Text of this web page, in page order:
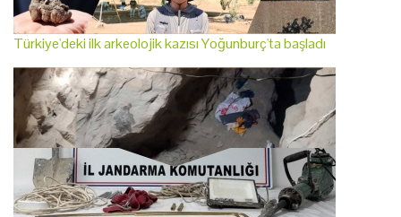
Türkiye'deki ilk arkeolojik kazısı Yoğunburç'ta başladı